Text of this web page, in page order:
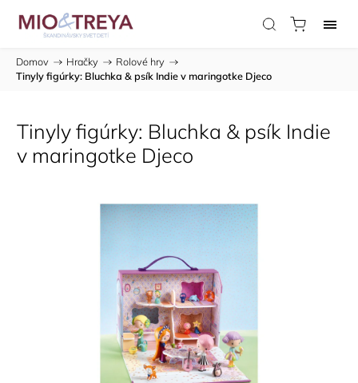
Domov / Hračky / Rolové hry /
Tinyly figúrky: Bluchka & psík Indie v maringotke Djeco
Tinyly figúrky: Bluchka & psík Indie
v maringotke Djeco